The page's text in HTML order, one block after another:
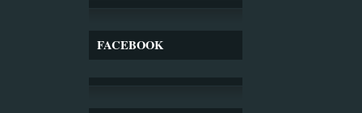
FACEBOOK